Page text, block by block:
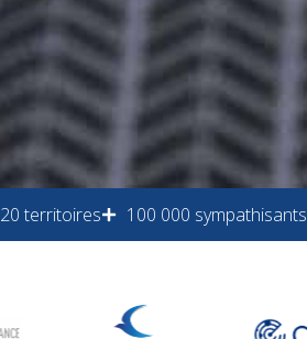
20 territoires 100 000 sympathisants